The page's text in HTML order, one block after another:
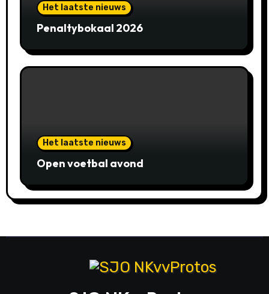
Het laatste nieuws
Penaltybokaal 2026
Het laatste nieuws
Open voetbal avond